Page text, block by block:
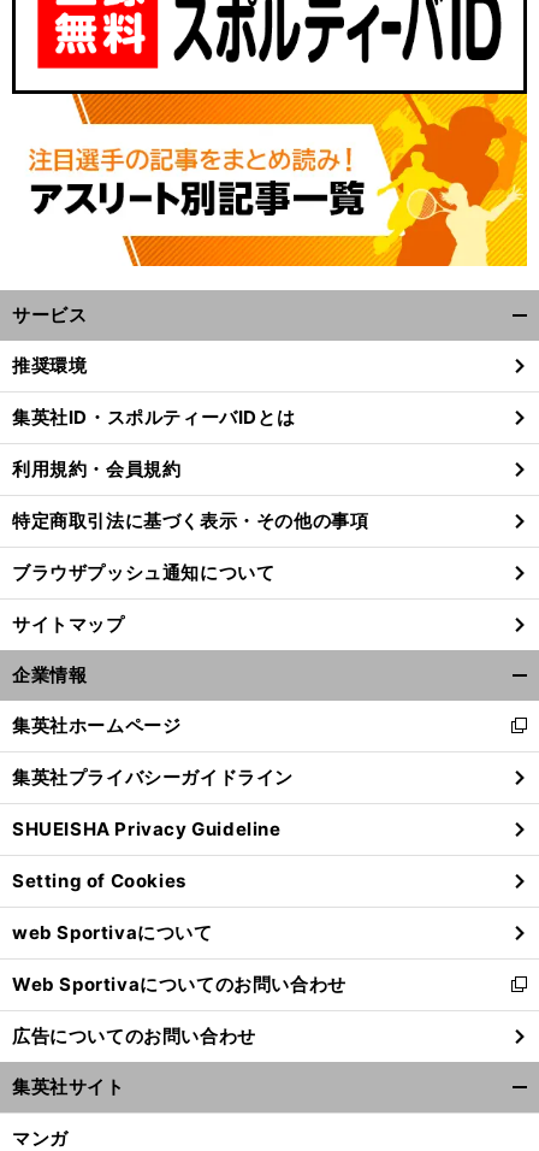
サービス
閉
る
推奨環境
集英社ID・スポルティーバIDとは
利用規約・会員規約
特定商取引法に基づく表示・その他の事項
ブラウザプッシュ通知について
サイトマップ
企業情報
閉
る
集英社ホームページ
新
し
い
ウ
ィ
ン
ド
ウ
で
開
く
集英社プライバシーガイドライン
SHUEISHA Privacy Guideline
Setting of Cookies
web Sportivaについて
Web Sportivaについてのお問い合わせ
新
し
い
ウ
ィ
ン
広告についてのお問い合わせ
集英社サイト
マンガ